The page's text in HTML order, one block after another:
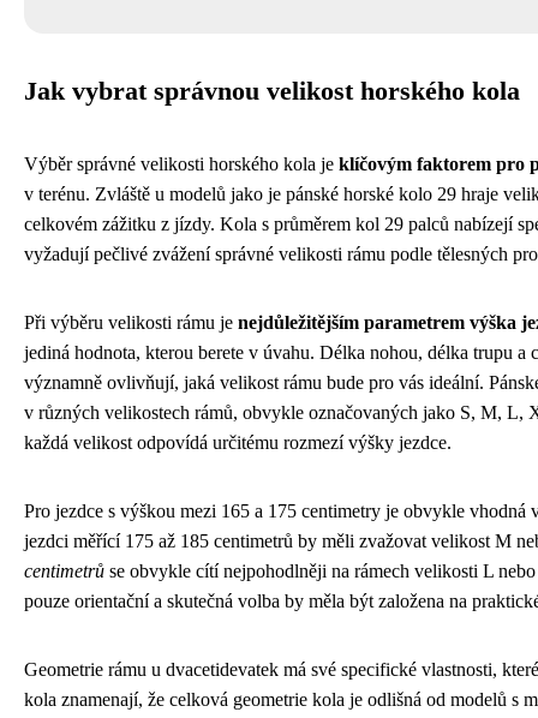
Jak vybrat správnou velikost horského kola
Výběr správné velikosti horského kola je klíčovým faktorem pro
v terénu. Zvláště u modelů jako je pánské horské kolo 29 hraje
celkovém zážitku z jízdy. Kola s průměrem kol 29 palců nabízejí
vyžadují pečlivé zvážení správné velikosti rámu podle tělesných
Při výběru velikosti rámu je nejdůležitějším parametrem výška
jediná hodnota, kterou berete v úvahu. Délka nohou, délka trupu a
významně ovlivňují, jaká velikost rámu bude pro vás ideální.
v různých velikostech rámů, obvykle označovaných jako S, M,
každá velikost odpovídá určitému rozmezí výšky jezdce.
Pro jezdce s výškou mezi 165 a 175 centimetry je obvykle vhodná
jezdci měřící 175 až 185 centimetrů by měli zvažovat velikost M
centimetrů se obvykle cítí nejpohodlněji na rámech velikosti L
pouze orientační a skutečná volba by měla být založena na
Geometrie rámu u dvacetidevatek má své specifické vlastnosti,
kola znamenají, že celková geometrie kola je odlišná od modelů s